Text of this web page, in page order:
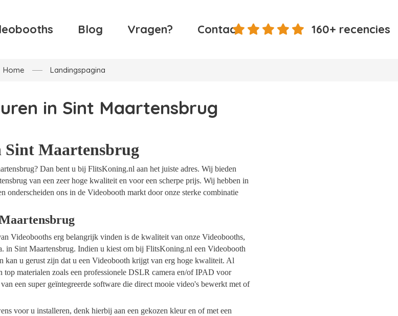
Blog Vragen? Contact 160+ recencies
Home Landingspagina
in Sint Maartensbrug
Sint Maartensbrug
Dan bent u bij FlitsKoning.nl aan het juiste adres. Wij bieden
van een zeer hoge kwaliteit en voor een scherpe prijs. Wij hebben in
onderscheiden ons in de Videobooth markt door onze sterke combinatie
Videobooths erg belangrijk vinden is de kwaliteit van onze Videobooths,
in Sint Maartensbrug. Indien u kiest om bij FlitsKoning.nl een Videobooth
kan u gerust zijn dat u een Videobooth krijgt van erg hoge kwaliteit. Al
materialen zoals een professionele DSLR camera en/of IPAD voor
een super geïntegreerde software die direct mooie video's bewerkt met of
voor u installeren, denk hierbij aan een gekozen kleur en of met een